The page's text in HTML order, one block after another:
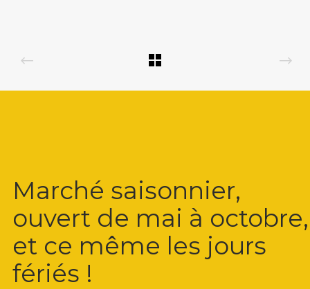
Marché saisonnier,
ouvert de mai à octobre,
et ce même les jours
fériés !